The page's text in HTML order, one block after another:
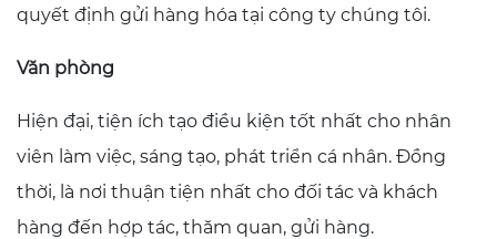
quyết định gửi hàng hóa tại công ty chúng tôi.
Văn phòng
Hiện đại, tiện ích tạo điều kiện tốt nhất cho nhân
viên làm việc, sáng tạo, phát triển cá nhân. Đồng
thời, là nơi thuận tiện nhất cho đối tác và khách
hàng đến hợp tác, thăm quan, gửi hàng.